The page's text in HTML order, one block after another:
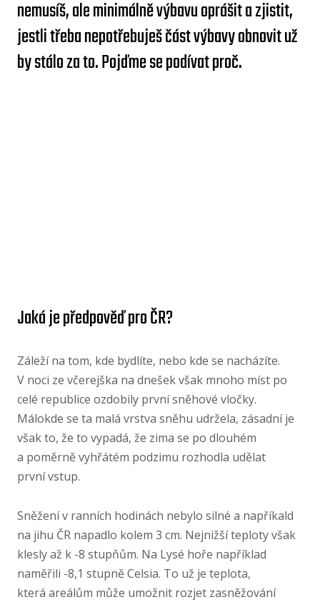
nemusíš, ale minimálně výbavu oprášit a zjistit,
jestli třeba nepotřebuješ část výbavy obnovit už
by stálo za to. Pojďme se podívat proč.
Jaká je předpověď pro ČR?
Záleží na tom, kde bydlíte, nebo kde se nacházíte.
V noci ze včerejška na dnešek však mnoho míst po
celé republice ozdobily první sněhové vločky.
Málokde se ta malá vrstva sněhu udržela, zásadní je
však to, že to vypadá, že zima se po dlouhém
a poměrně vyhřátém podzimu rozhodla udělat
první vstup.
Sněžení v ranních hodinách nebylo silné a napříkald
na jihu ČR napadlo kolem 3 cm. Nejnižší teploty však
klesly až k -8 stupňům. Na Lysé hoře například
naměřili -8,1 stupně Celsia. To už je teplota,
která areálům může umožnit rozjet zasněžování